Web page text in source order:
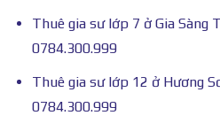
Thuê gia sư lớp 7 ở Gia Sàng
0784.300.999
Thuê gia sư lớp 12 ở Hương
0784.300.999